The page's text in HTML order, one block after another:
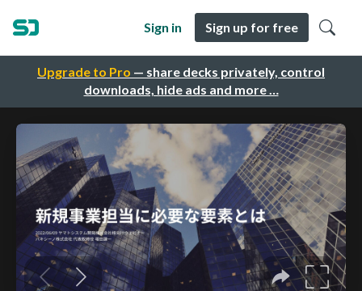
Upgrade to Pro — share decks privately, control
downloads, hide ads and more …
Sign in Sign up for free